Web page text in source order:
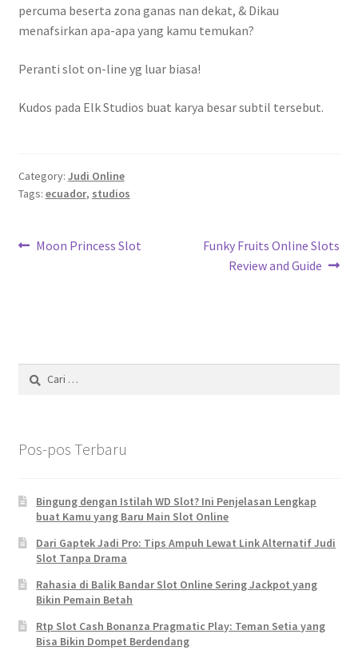
percuma beserta zona ganas nan dekat, & Dikau
menafsirkan apa-apa yang kamu temukan?
Peranti slot on-line yg luar biasa!
Kudos pada Elk Studios buat karya besar subtil tersebut.
Category: Judi Online
Tags: ecuador, studios
Navigasi
Previous
Moon Princess Slot
Next
post:
Funky Fruits Online Slots
Review and Guide
untuk:
Pos-pos Terbaru
Bingung dengan Istilah WD Slot? Ini Penjelasan Lengkap
buat Kamu yang Baru Main Slot Online
Dari Gaptek Jadi Pro: Tips Ampuh Lewat Link Alternatif Judi
Slot Tanpa Drama
Rahasia di Balik Bandar Slot Online Sering Jackpot yang
Bikin Pemain Betah
Rtp Slot Cash Bonanza Pragmatic Play: Teman Setia yang
Bisa Bikin Dompet Berdendang